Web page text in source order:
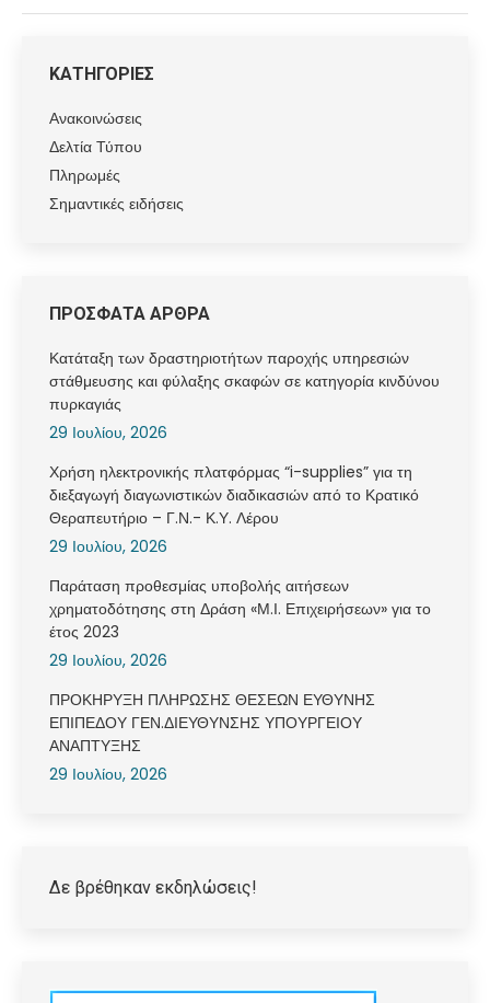
ΚΑΤΗΓΟΡΙΕΣ
Ανακοινώσεις
Δελτία Τύπου
Πληρωμές
Σημαντικές ειδήσεις
ΠΡΟΣΦΑΤΑ ΑΡΘΡΑ
Κατάταξη των δραστηριοτήτων παροχής υπηρεσιών
στάθμευσης και φύλαξης σκαφών σε κατηγορία κινδύνου
πυρκαγιάς
29 Ιουλίου, 2026
Χρήση ηλεκτρονικής πλατφόρμας “i-supplies” για τη
διεξαγωγή διαγωνιστικών διαδικασιών από το Κρατικό
Θεραπευτήριο – Γ.Ν.- Κ.Υ. Λέρου
29 Ιουλίου, 2026
Παράταση προθεσμίας υποβολής αιτήσεων
χρηματοδότησης στη Δράση «Μ.Ι. Επιχειρήσεων» για το
έτος 2023
29 Ιουλίου, 2026
ΠΡΟΚΗΡΥΞΗ ΠΛΗΡΩΣΗΣ ΘΕΣΕΩΝ ΕΥΘΥΝΗΣ
ΕΠΙΠΕΔΟΥ ΓΕΝ.ΔΙΕΥΘΥΝΣΗΣ ΥΠΟΥΡΓΕΙΟΥ
ΑΝΑΠΤΥΞΗΣ
29 Ιουλίου, 2026
Δε βρέθηκαν εκδηλώσεις!